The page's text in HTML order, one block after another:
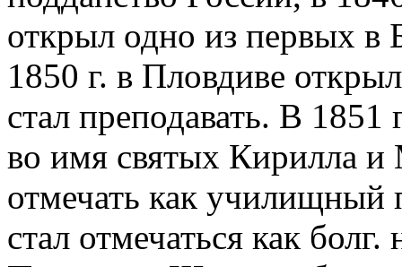
открыл одно из первых
1850 г. в Пловдиве
стал преподавать. В 1851
во имя святых Кирилла
отмечать как училищный
стал отмечаться как